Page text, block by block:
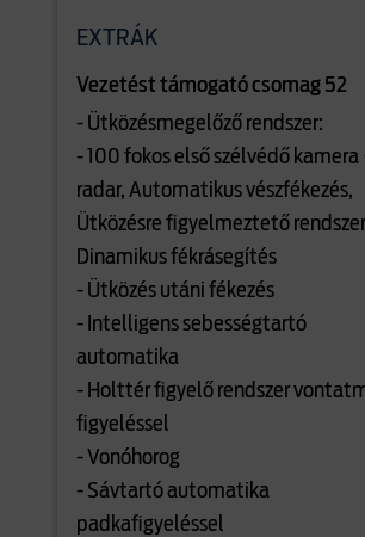
EXTRÁK
Vezetést támogató csomag 52
- Ütközésmegelőző rendszer:
- 100 fokos első szélvédő kamera
radar, Automatikus vészfékezés,
Ütközésre figyelmeztető
Dinamikus fékrásegítés
- Ütközés utáni fékezés
- Intelligens sebességtartó
automatika
- Holttér figyelő rendszer
figyeléssel
- Vonóhorog
- Sávtartó automatika
padkafigyeléssel